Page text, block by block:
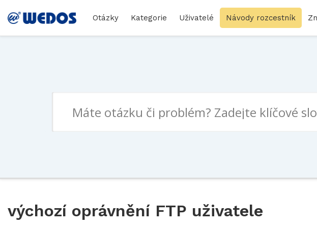
Otázky Kategorie Uživatelé Návody rozcestník
výchozí oprávnění FTP uživatele